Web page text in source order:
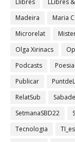
Madeira
Maria
Microrelat
Olga Xirinacs
Podcasts
Poesia
Publicar
RelatSub
SetmanaSBD22
Tecnologia